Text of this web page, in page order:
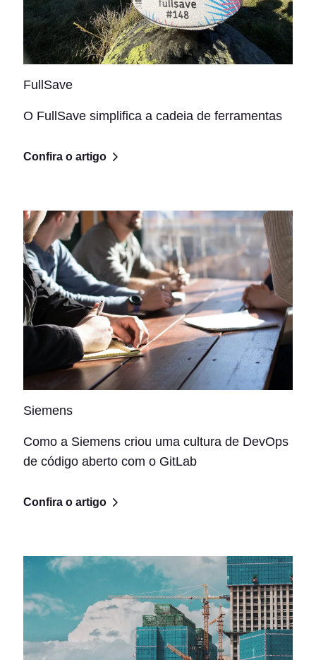
FullSave
O FullSave simplifica a cadeia de ferramentas
Confira o artigo
Siemens
Como a Siemens criou uma cultura de DevOps
de código aberto com o GitLab
Confira o artigo